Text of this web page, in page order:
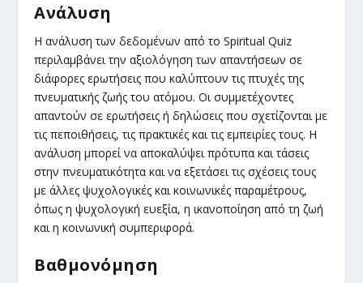
Ανάλυση
Η ανάλυση των δεδομένων από το Spiritual Quiz
περιλαμβάνει την αξιολόγηση των απαντήσεων σε
διάφορες ερωτήσεις που καλύπτουν τις πτυχές της
πνευματικής ζωής του ατόμου. Οι συμμετέχοντες
απαντούν σε ερωτήσεις ή δηλώσεις που σχετίζονται με
τις πεποιθήσεις, τις πρακτικές και τις εμπειρίες τους. Η
ανάλυση μπορεί να αποκαλύψει πρότυπα και τάσεις
στην πνευματικότητα και να εξετάσει τις σχέσεις τους
με άλλες ψυχολογικές και κοινωνικές παραμέτρους,
όπως η ψυχολογική ευεξία, η ικανοποίηση από τη ζωή
και η κοινωνική συμπεριφορά.
Βαθμονόμηση